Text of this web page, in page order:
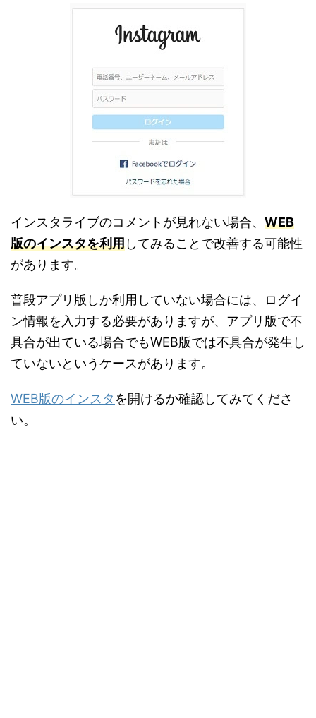
インスタライブのコメントが見れない場合、 WEB
版のインスタを利用してみることで改善する可能性
があります。
普段アプリ版しか利用していない場合には、ログイ
ン情報を入力する必要がありますが、アプリ版で不
具合が出ている場合でもWEB版では不具合が発生し
ていないというケースがあります。
WEB版のインスタ を開けるか確認してみてくださ
い。